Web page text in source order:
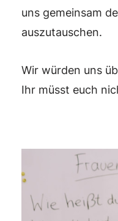
uns gemeinsam
auszutauschen.
Wir würden uns
Ihr müsst euch